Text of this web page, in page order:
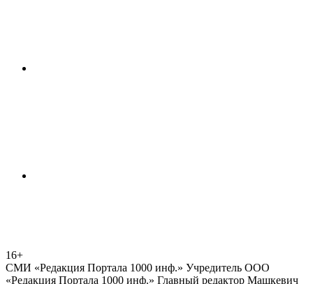
16+
СМИ «Редакция Портала 1000 инф.» Учредитель ООО
«Редакция Портала 1000 инф.» Главный редактор Машкевич